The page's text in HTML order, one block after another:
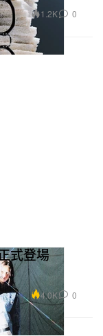
1.2K 0
式登場
4.0K 0